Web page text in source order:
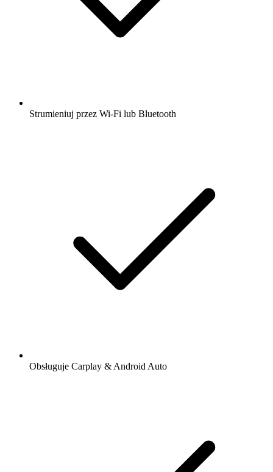
Strumieniuj przez Wi-Fi lub Bluetooth
Obsługuje Carplay & Android Auto